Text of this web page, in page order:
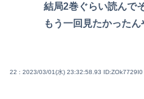
結局2巻ぐらい読んで
もう一回見たかったん
22 : 2023/03/01(水) 23:32:58.93 ID:ZOk7729I0